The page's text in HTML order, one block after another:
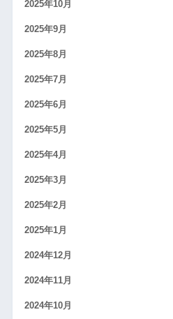
2025年10月
2025年9月
2025年8月
2025年7月
2025年6月
2025年5月
2025年4月
2025年3月
2025年2月
2025年1月
2024年12月
2024年11月
2024年10月